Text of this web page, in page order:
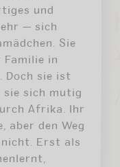
und
— sich
Sie
in
Doch sie ist
sie sich mutig
Afrika. Ihr
aber den Weg
nicht. Erst als